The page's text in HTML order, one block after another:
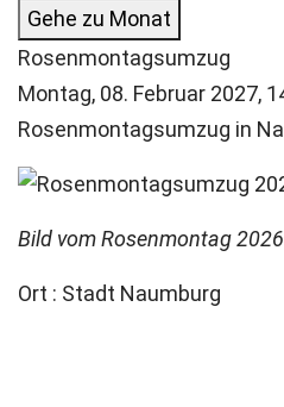
Gehe zu Monat
Rosenmontagsumzug
Montag, 08. Februar 2027,
Rosenmontagsumzug in
Bild vom Rosenmontag 2026
Ort : Stadt Naumburg